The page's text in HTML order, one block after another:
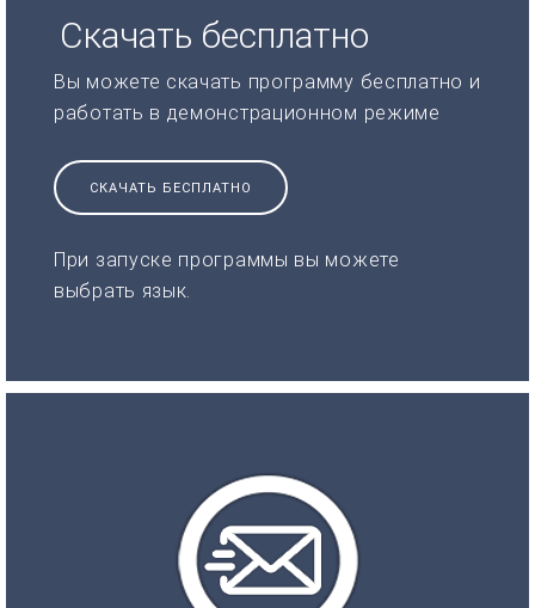
Скачать бесплатно
Вы можете скачать программу бесплатно и
работать в демонстрационном режиме
СКАЧАТЬ БЕСПЛАТНО
При запуске программы вы можете
выбрать язык.